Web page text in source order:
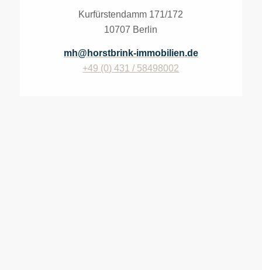
Kurfürstendamm 171/172
10707 Berlin
mh@horstbrink-immobilien.de
+49 (0) 431 / 58498002